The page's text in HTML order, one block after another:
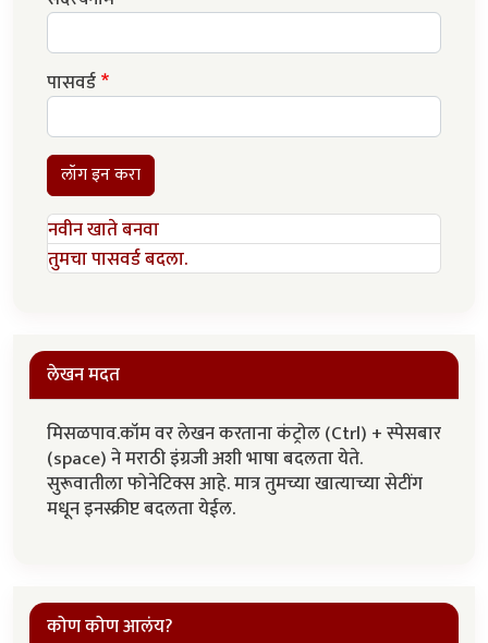
पासवर्ड
लॉग इन करा
नवीन खाते बनवा
तुमचा पासवर्ड बदला.
लेखन मदत
मिसळपाव.कॉम वर लेखन करताना कंट्रोल (Ctrl) + स्पेसबार
(space) ने मराठी इंग्रजी अशी भाषा बदलता येते.
सुरूवातीला फोनेटिक्स आहे. मात्र तुमच्या खात्याच्या सेटींग
मधून इनस्क्रीप्ट बदलता येईल.
कोण कोण आलंय?